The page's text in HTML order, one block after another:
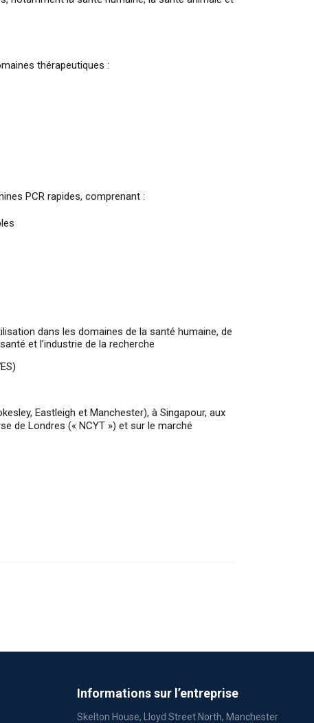
thérapeutiques :
PCR rapides, comprenant :
dans les domaines de la santé humaine, de
et l’industrie de la recherche
Eastleigh et Manchester), à Singapour, aux
de Londres (« NCYT ») et sur le marché
Informations sur l’entreprise
Skelton House, Lloyd Street North, Manchester